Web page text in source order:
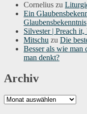
Cornelius zu
Ein
Glaubensbekenntnis
Silvester | Preach
Mitschu zu Die
Besser als wie man
man denkt?
Archiv
Archiv